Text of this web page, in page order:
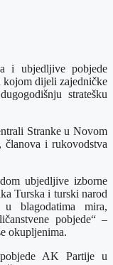
i ubjedljive pobjede
dijeli zajedničke
stratešku
Stranke u Novom
i rukovodstva
ubjedljive izborne
Turska i turski narod
blagodatima mira,
pobjede“ –
okupljenima.
AK Partije u